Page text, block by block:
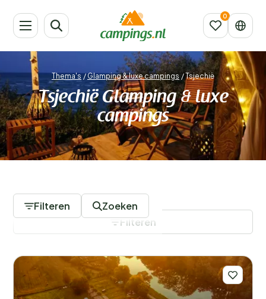
Thema's/Glamping & luxe campings /Tsjechië
Tsjechië Glamping & luxe
campings
Filteren Zoeken
Provincies
Filteren